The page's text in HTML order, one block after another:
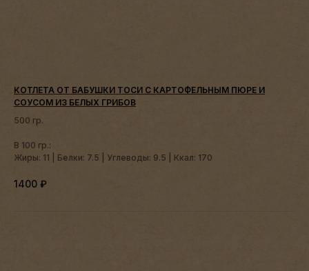
КОТЛЕТА ОТ БАБУШКИ ТОСИ С КАРТОФЕЛЬНЫМ ПЮРЕ И
СОУСОМ ИЗ БЕЛЫХ ГРИБОВ
500 гр.
В 100 гр.:
Жиры: 11 | Белки: 7.5 | Углеводы: 9.5 | Ккал: 170
1400 ₽